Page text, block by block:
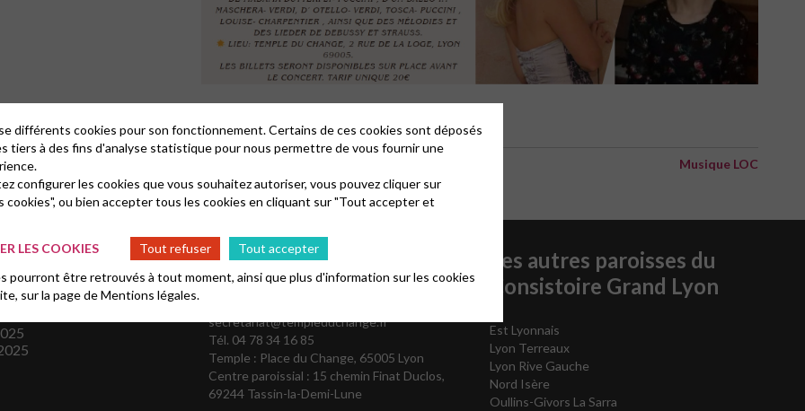
Musique LOC
Contactez-nous :
secretariat@templeduchange.fr
Tél. 04 78 34 16 85
Temple : Place du Change, 65005 Lyon
Centre paroissial : 15 chemin Finat Duclos,
69244 Tassin-la-Demi-Lune
Les autres paroisses du
Consistoire Grand Lyon
Est Lyonnais
Lyon Terreaux
Lyon Rive Gauche
Nord Isère
Oullins-Givors La Sarra
différents cookies pour son fonctionnement. Certains de ces cookies sont déposés
tiers à des fins d'analyse statistique pour nous permettre de vous fournir une
configurer les cookies que vous souhaitez autoriser, vous pouvez cliquer sur
cookies", ou bien accepter tous les cookies en cliquant sur "Tout accepter et
LES COOKIES
Tout refuser
Tout accepter
pourront être retrouvés à tout moment, ainsi que plus d'information sur les cookies
sur la page deMentions légales.